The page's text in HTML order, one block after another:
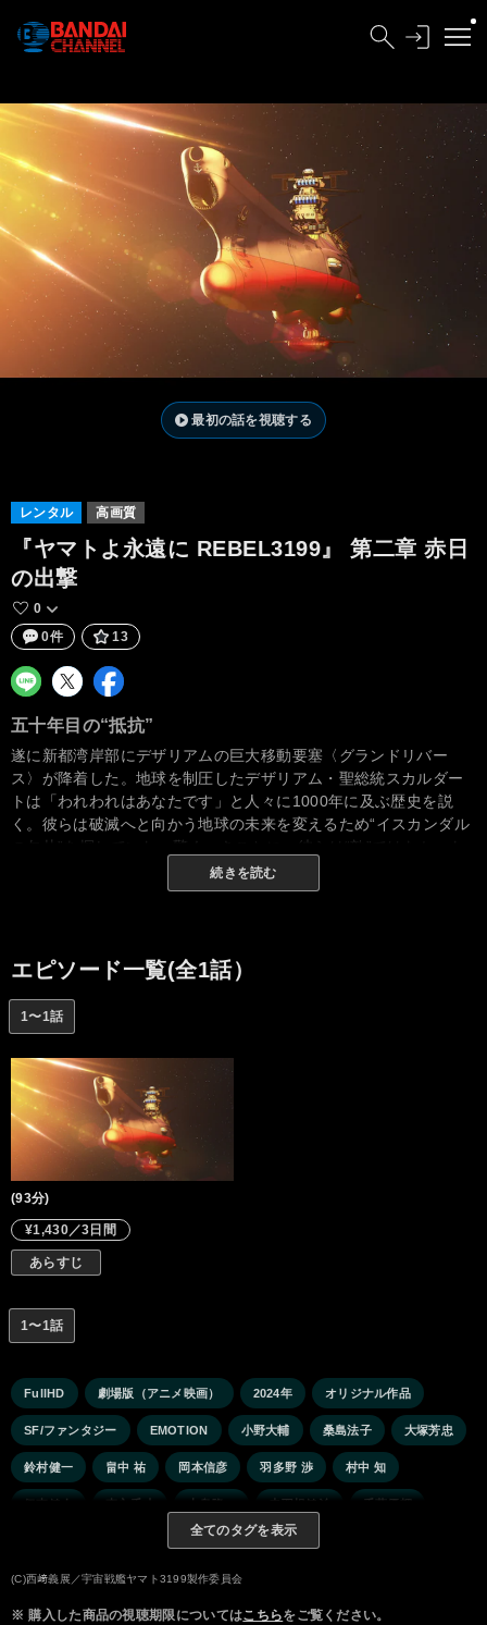
最初の話を視聴する
レンタル 高画質
『ヤマトよ永遠に REBEL3199』 第二章 赤日
の出撃
0
0件
13
五十年目の“抵抗”
遂に新都湾岸部にデザリアムの巨大移動要塞〈グランドリバー
ス〉が降着した。地球を制圧したデザリアム・聖総統スカルダー
トは「われわれはあなたです」と人々に1000年に及ぶ歴史を説
く。彼らは破滅へと向かう地球の未来を変えるため“イスカンダル
の欠片”を探していた。驚くべきことに、彼らは“敵”ではなかった
のである!! 一方、旧ヤマト艦隊クルーは、新生・宇宙戦艦ヤマト
が待つイカロス天文台へと到達していた。しかし森雪を失った古
く……。果たしてデザリアムとは何者なのか!? その本当の目的と
は!? 全ての謎の答えを求めて、いまヤマトが発進する!!
続きを読む
エピソード一覧(全1話）
1〜1話
(93分)
¥1,430／3日間
あらすじ
1〜1話
FullHD 劇場版（アニメ映画） 2024年 オリジナル作品
SF/ファンタジー EMOTION 小野大輔 桑島法子 大塚芳忠
鈴村健一 畠中 祐 岡本信彦 羽多野 渉 村中 知
伊東健人 森永千才 木島隆一 赤羽根健治 千葉優輝
玄田哲章 小島敏彦
松本 忍 古屋亜南
全てのタグを表示
(C)西﨑義展／宇宙戦艦ヤマト3199製作委員会
※ 購入した商品の視聴期限についてはこちらをご覧ください。